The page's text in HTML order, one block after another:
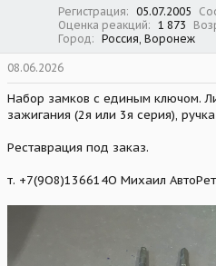
Регистрация 05.07.2005
Оценка реакций
1 873
Город
Россия, Воронеж
08.06.2026
Набор замков с единым ключом.
зажигания (2я или 3я серия),
Реставрация под заказ.
т. +7(9О8)136614О Михаил